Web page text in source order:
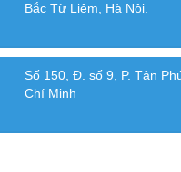
Bắc Từ Liêm, Hà Nội.
Số 150, Đ. số 9, P. Tân
Chí Minh